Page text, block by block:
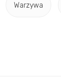
Warzywa